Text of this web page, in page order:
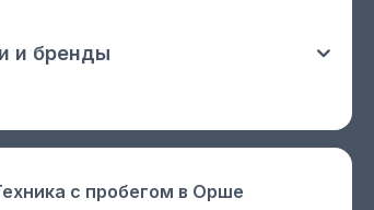
с пробегом в Орше
и бренды